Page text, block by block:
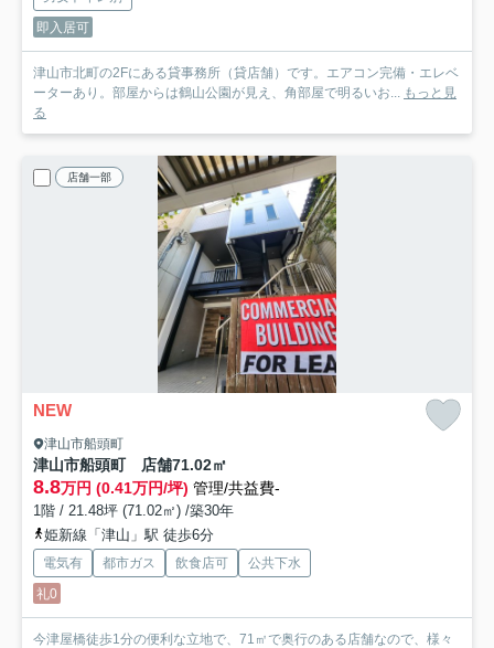
即入居可
津山市北町の2Fにある貸事務所（貸店舗）です。エアコン完備・エレベ
ーターあり。部屋からは鶴山公園が見え、角部屋で明るいお...
もっと見
る
店舗一部
NEW
津山市船頭町
津山市船頭町 店舗71.02㎡
8.8万円 (0.41万円/坪) 管理/共益費-
1階 / 21.48坪 (71.02㎡) /築30年
姫新線「津山」駅 徒歩6分
電気有 都市ガス 飲食店可
公共下水
礼0
今津屋橋徒歩1分の便利な立地で、71㎡で奥行のある店舗なので、様々